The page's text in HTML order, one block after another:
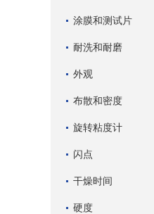
涂膜和测试片
耐洗和耐磨
外观
布散和密度
旋转粘度计
闪点
干燥时间
硬度